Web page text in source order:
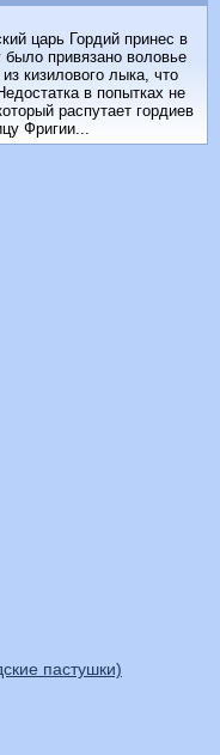
царь Гордий принес в
привязано воловье
кизилового лыка, что
в попытках не
распутает гордиев
Фригии...
пастушки)